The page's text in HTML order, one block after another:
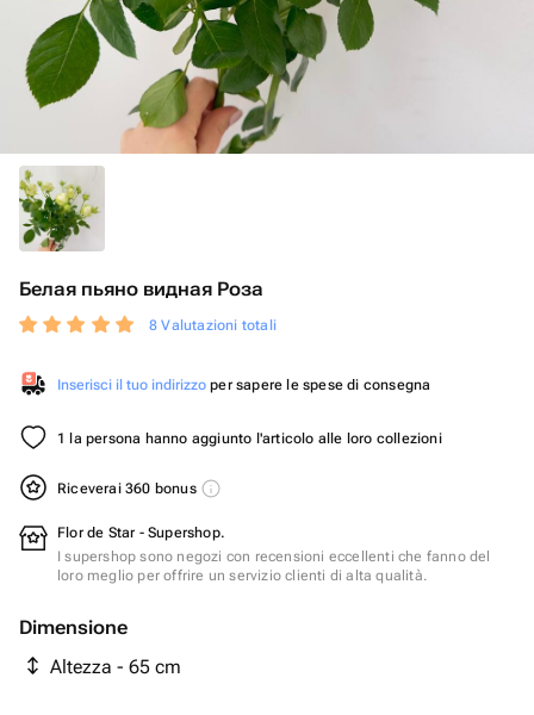
Белая пьяно видная Роза
8 Valutazioni totali
Inserisci il tuo indirizzo per sapere le spese di consegna
1 la persona hanno aggiunto l'articolo alle loro collezioni
Riceverai 360 bonus
Flor de Star - Supershop.
I supershop sono negozi con recensioni eccellenti che fanno del
loro meglio per offrire un servizio clienti di alta qualità.
Dimensione
Altezza - 65 cm